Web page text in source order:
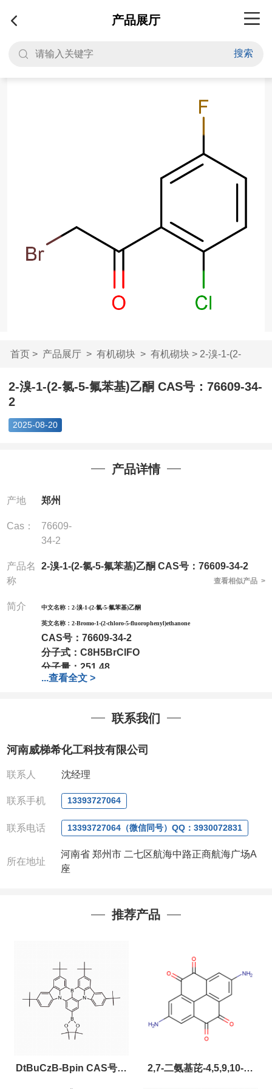
产品展厅
搜索
首页> 产品展厅> 有机砌块> 有机砌块> 2-溴-1-(2-
氯-5-氟苯基)乙酮 ...
2-溴-1-(2-氯-5-氟苯基)乙酮 CAS号：76609-34-
2
2025-08-20
产品详情
产地 郑州
Cas：
76609-
34-2
产品名
称
2-溴-1-(2-氯-5-氟苯基)乙酮 CAS号：76609-34-2
查看相似产品 >
简介 中文名称： 2-溴-1-(2-氯-5-氟苯基)乙酮
英文名称： 2-Bromo-1-(2-chloro-5-fluorophenyl)ethanone
CAS号： 76609-34-2
分子式： C8H5BrClFO
分子量： 251.48
包装：1Mg ; 5Mg;10Mg ;100Mg;250Mg ;500Mg
我司对高校及科研单位先发货和
作中有用到的试剂,欢迎前来询购,如若出现质量问题,
63377391/13393727064
QQ:3930072831
联系人: 沈晓东(欢迎致电,或QQ、微信联系)
...查看全文 >
联系我们
河南威梯希化工科技有限公司
联系人 沈经理
联系手机 13393727064
联系电话 13393727064（微信同号）QQ：3930072831
所在地址
河南省 郑州市 二七区航海中路正商航海广场A
座
推荐产品
DtBuCzB-Bpin CAS号： 2,7-二氨基芘-4,5,9,10-四